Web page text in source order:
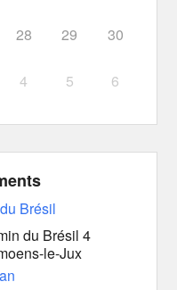
28 29 30
4 5 6
Brésil
du Brésil 4
le-Jux